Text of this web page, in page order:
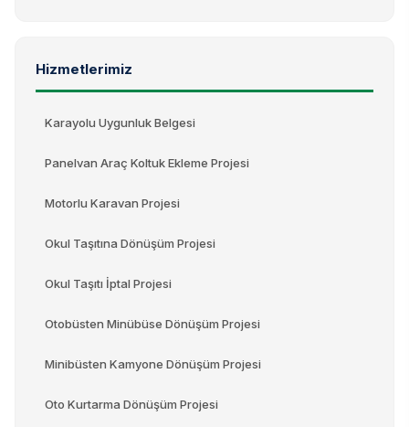
Hizmetlerimiz
Karayolu Uygunluk Belgesi
Panelvan Araç Koltuk Ekleme Projesi
Motorlu Karavan Projesi
Okul Taşıtına Dönüşüm Projesi
Okul Taşıtı İptal Projesi
Otobüsten Minübüse Dönüşüm Projesi
Minibüsten Kamyone Dönüşüm Projesi
Oto Kurtarma Dönüşüm Projesi